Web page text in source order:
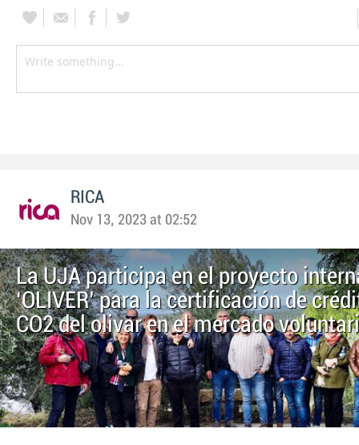
RICA
Nov 13, 2023 at 02:52
La UJA participa en el proyecto
‘OLIVER’ para la certificación de
CO2 del olivar en el mercado